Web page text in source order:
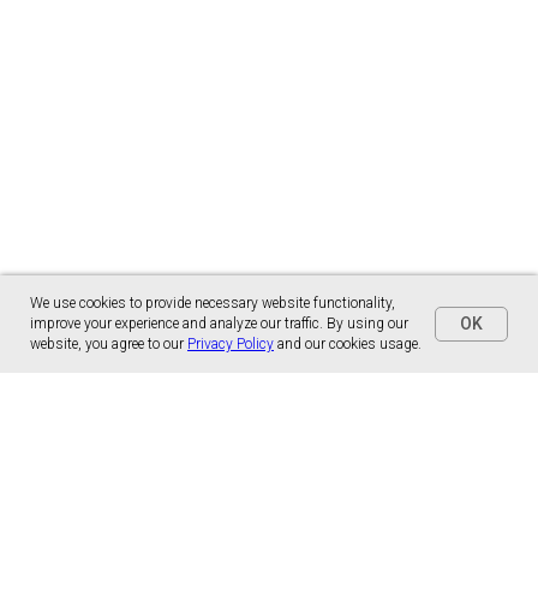
We use cookies to provide necessary website functionality,
improve your experience and analyze our traffic. By using our
website, you agree to our Privacy Policy and our cookies usage.
OK